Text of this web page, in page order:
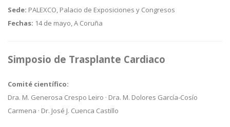
Sede: PALEXCO, Palacio de Exposiciones y Congresos
Fechas: 14 de mayo, A Coruña
Simposio de Trasplante Cardiaco
Comité científico:
Dra. M. Generosa Crespo Leiro · Dra. M. Dolores García-Cosío
Carmena · Dr. José J. Cuenca Castillo